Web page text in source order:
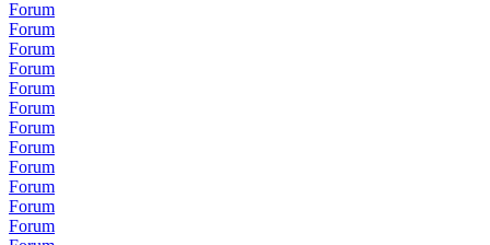
Forum
Forum
Forum
Forum
Forum
Forum
Forum
Forum
Forum
Forum
Forum
Forum